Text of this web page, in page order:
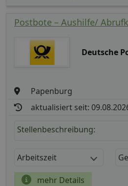
Postbote – Aushilfe/
Deutsche
Papenburg
aktualisiert seit:
Stellenbeschreibung:
Arbeitszeit
mehr Details